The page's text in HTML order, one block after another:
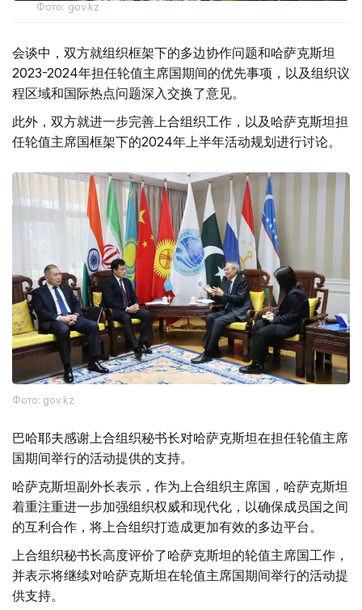
Фото: gov.kz
会谈中，双方就组织框架下的多边协作问题和哈萨克斯坦
2023-2024年担任轮值主席国期间的优先事项，以及组织议
程区域和国际热点问题深入交换了意见。
此外，双方就进一步完善上合组织工作，以及哈萨克斯坦担
任轮值主席国框架下的2024年上半年活动规划进行讨论。
Фото: gov.kz
巴哈耶夫感谢上合组织秘书长对哈萨克斯坦在担任轮值主席
国期间举行的活动提供的支持。
哈萨克斯坦副外长表示，作为上合组织主席国，哈萨克斯坦
着重注重进一步加强组织权威和现代化，以确保成员国之间
的互利合作，将上合组织打造成更加有效的多边平台。
上合组织秘书长高度评价了哈萨克斯坦的轮值主席国工作，
并表示将继续对哈萨克斯坦在轮值主席国期间举行的活动提
供支持。